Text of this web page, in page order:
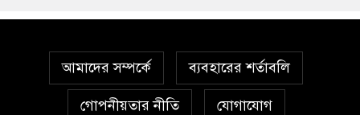
আমাদের সম্পর্কে ব্যবহারের শর্তাবলি
গোপনীয়তার নীতি যোগাযোগ